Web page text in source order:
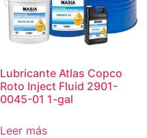
Lubricante Atlas Copco
Roto Inject Fluid 2901-
0045-01 1-gal
Leer más